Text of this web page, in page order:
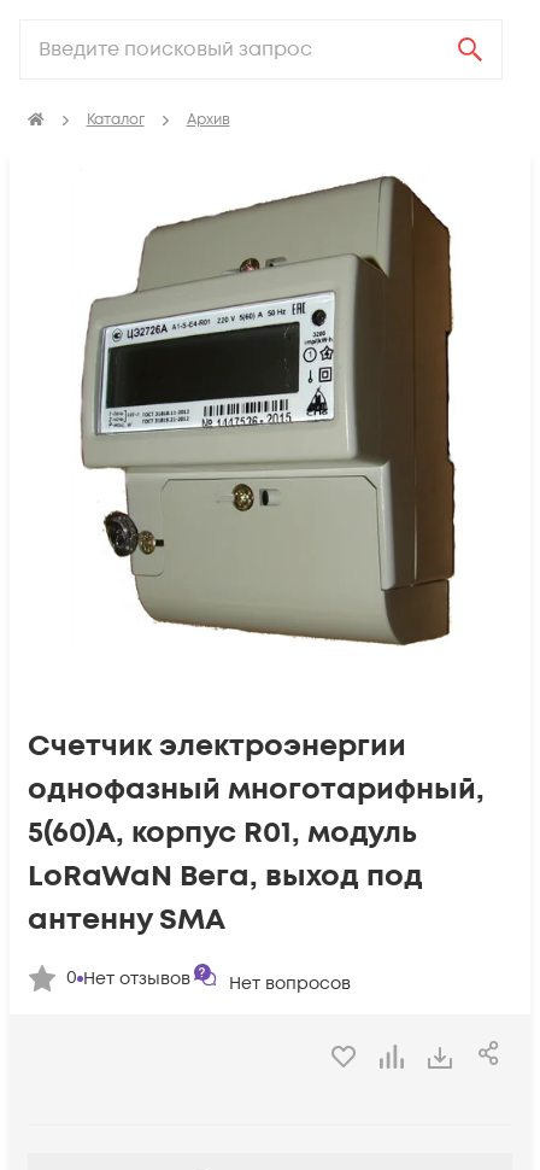
Каталог Архив
Счетчик электроэнергии
однофазный многотарифный,
5(60)А, корпус R01, модуль
LoRaWaN Вега, выход под
антенну SMA
0 Нет отзывов Нет вопросов